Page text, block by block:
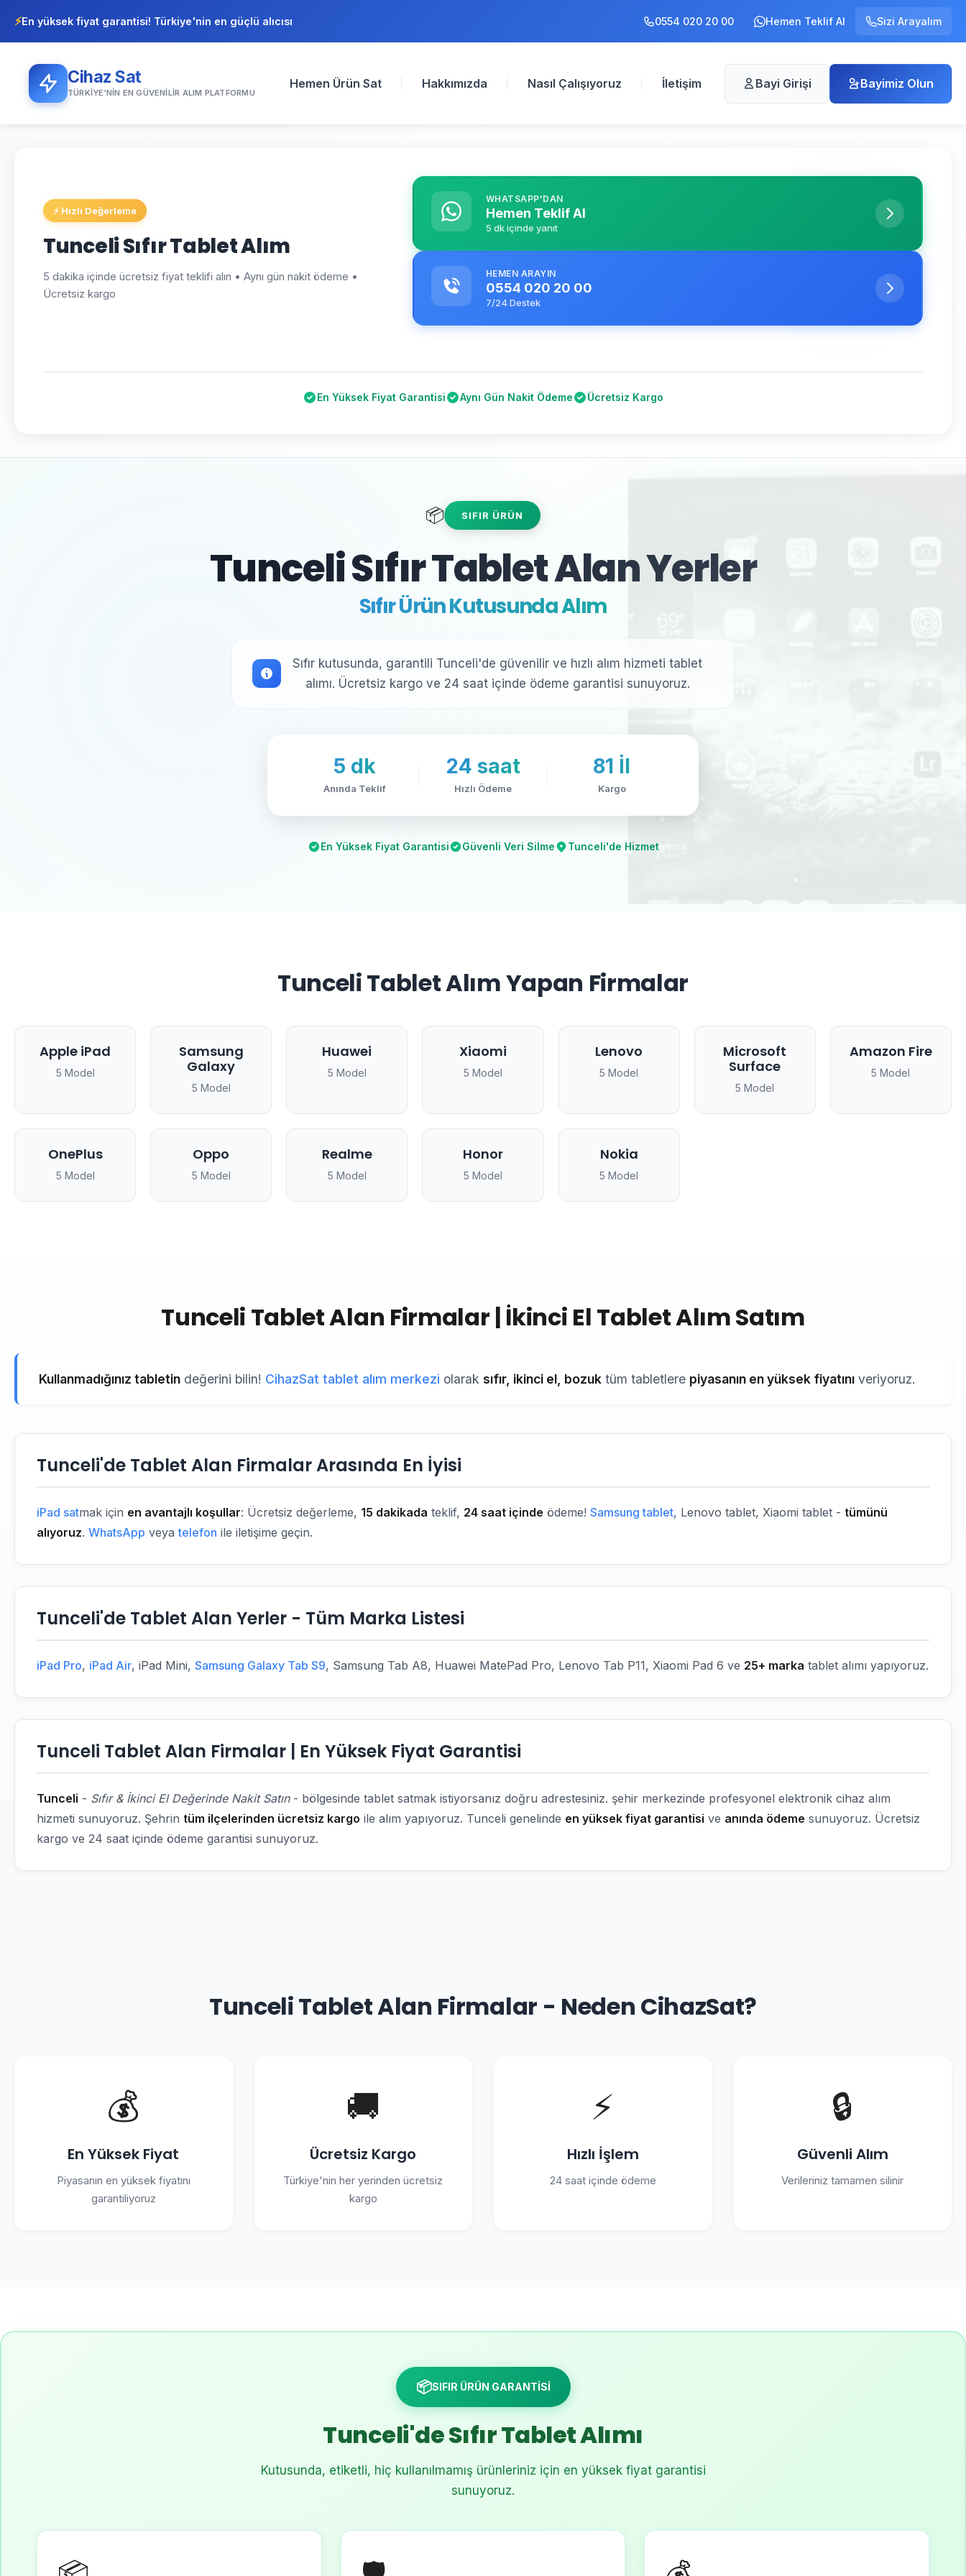
⚡En yüksek fiyat garantisi! Türkiye'nin en güçlü alıcısı 0554 020 20 00 Hemen Teklif Al Sizi Arayalım
Cihaz Sat
TÜRKIYE'NIN EN GÜVENILIR ALIM PLATFORMU
Hemen Ürün Sat Hakkımızda Nasıl Çalışıyoruz İletişim Bayi Girişi Bayimiz Olun
⚡ Hızlı Değerleme
Tunceli Sıfır Tablet Alım
5 dakika içinde ücretsiz fiyat teklifi alın • Aynı gün nakit ödeme •
Ücretsiz kargo
WHATSAPP'DAN
Hemen Teklif Al
5 dk içinde yanıt
HEMEN ARAYIN
0554 020 20 00
7/24 Destek
En Yüksek Fiyat Garantisi Aynı Gün Nakit Ödeme Ücretsiz Kargo
📦 SIFIR ÜRÜN
Tunceli Sıfır Tablet Alan Yerler
Sıfır Ürün Kutusunda Alım
Sıfır kutusunda, garantili Tunceli'de güvenilir ve hızlı alım hizmeti tablet
alımı. Ücretsiz kargo ve 24 saat içinde ödeme garantisi sunuyoruz.
5 dk
Anında Teklif
24 saat
Hızlı Ödeme
81 İl
Kargo
En Yüksek Fiyat Garantisi Güvenli Veri Silme Tunceli'de Hizmet
Tunceli Tablet Alım Yapan Firmalar
Apple iPad
5 Model
Samsung
Galaxy
5 Model
Huawei
5 Model
Xiaomi
5 Model
Lenovo
5 Model
Microsoft
Surface
5 Model
Amazon Fire
5 Model
OnePlus
5 Model
Oppo
5 Model
Realme
5 Model
Honor
5 Model
Nokia
5 Model
Tunceli Tablet Alan Firmalar | İkinci El Tablet Alım Satım
Kullanmadığınız tabletin değerini bilin! CihazSat tablet alım merkezi olarak sıfır, ikinci el, bozuk tüm tabletlere piyasanın en yüksek fiyatını veriyoruz.
Tunceli'de Tablet Alan Firmalar Arasında En İyisi
iPad satmak için en avantajlı koşullar: Ücretsiz değerleme, 15 dakikada teklif, 24 saat içinde ödeme! Samsung tablet, Lenovo tablet, Xiaomi tablet - tümünü
alıyoruz. WhatsApp veyatelefon ile iletişime geçin.
Tunceli'de Tablet Alan Yerler - Tüm Marka Listesi
iPad Pro, iPad Air, iPad Mini, Samsung Galaxy Tab S9, Samsung Tab A8, Huawei MatePad Pro, Lenovo Tab P11, Xiaomi Pad 6 ve 25+ marka tablet alımı yapıyoruz.
Tunceli Tablet Alan Firmalar | En Yüksek Fiyat Garantisi
Tunceli - Sıfır & İkinci El Değerinde Nakit Satın- bölgesinde tablet satmak istiyorsanız doğru adrestesiniz. şehir merkezinde profesyonel elektronik cihaz alım
hizmeti sunuyoruz. Şehrin tüm ilçelerinden ücretsiz kargo ile alım yapıyoruz. Tunceli genelinde en yüksek fiyat garantisi ve anında ödeme sunuyoruz. Ücretsiz
kargo ve 24 saat içinde ödeme garantisi sunuyoruz.
Tunceli Tablet Alan Firmalar - Neden CihazSat?
💰
En Yüksek Fiyat
Piyasanın en yüksek fiyatını
garantiliyoruz
🚚
Ücretsiz Kargo
Türkiye'nin her yerinden ücretsiz
kargo
⚡
Hızlı İşlem
24 saat içinde ödeme
🔒
Güvenli Alım
Verileriniz tamamen silinir
📦SIFIR ÜRÜN GARANTİSİ
Tunceli'de Sıfır Tablet Alımı
Kutusunda, etiketli, hiç kullanılmamış ürünleriniz için en yüksek fiyat garantisi
sunuyoruz.